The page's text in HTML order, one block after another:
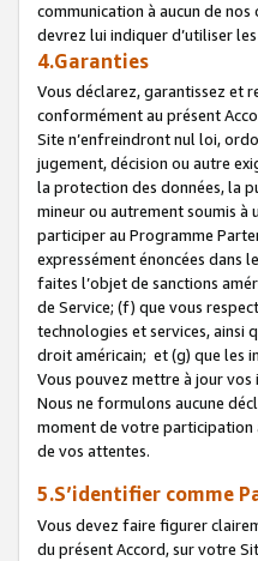
communication à aucun de
devrez lui indiquer d’utiliser
4.Garanties
Vous déclarez, garantissez et
conformément au présent
Site n’enfreindront nul loi,
jugement, décision ou autre
la protection des données, la
mineur ou autrement soumis à
participer au Programme
expressément énoncées dans
faites l’objet de sanctions
de Service; (f) que vous
technologies et services, ainsi
droit américain; et (g) que les
Vous pouvez mettre à jour vos
Nous ne formulons aucune
moment de votre participation
de vos attentes.
5.S’identifier comme
Vous devez faire figurer
du présent Accord, sur votre